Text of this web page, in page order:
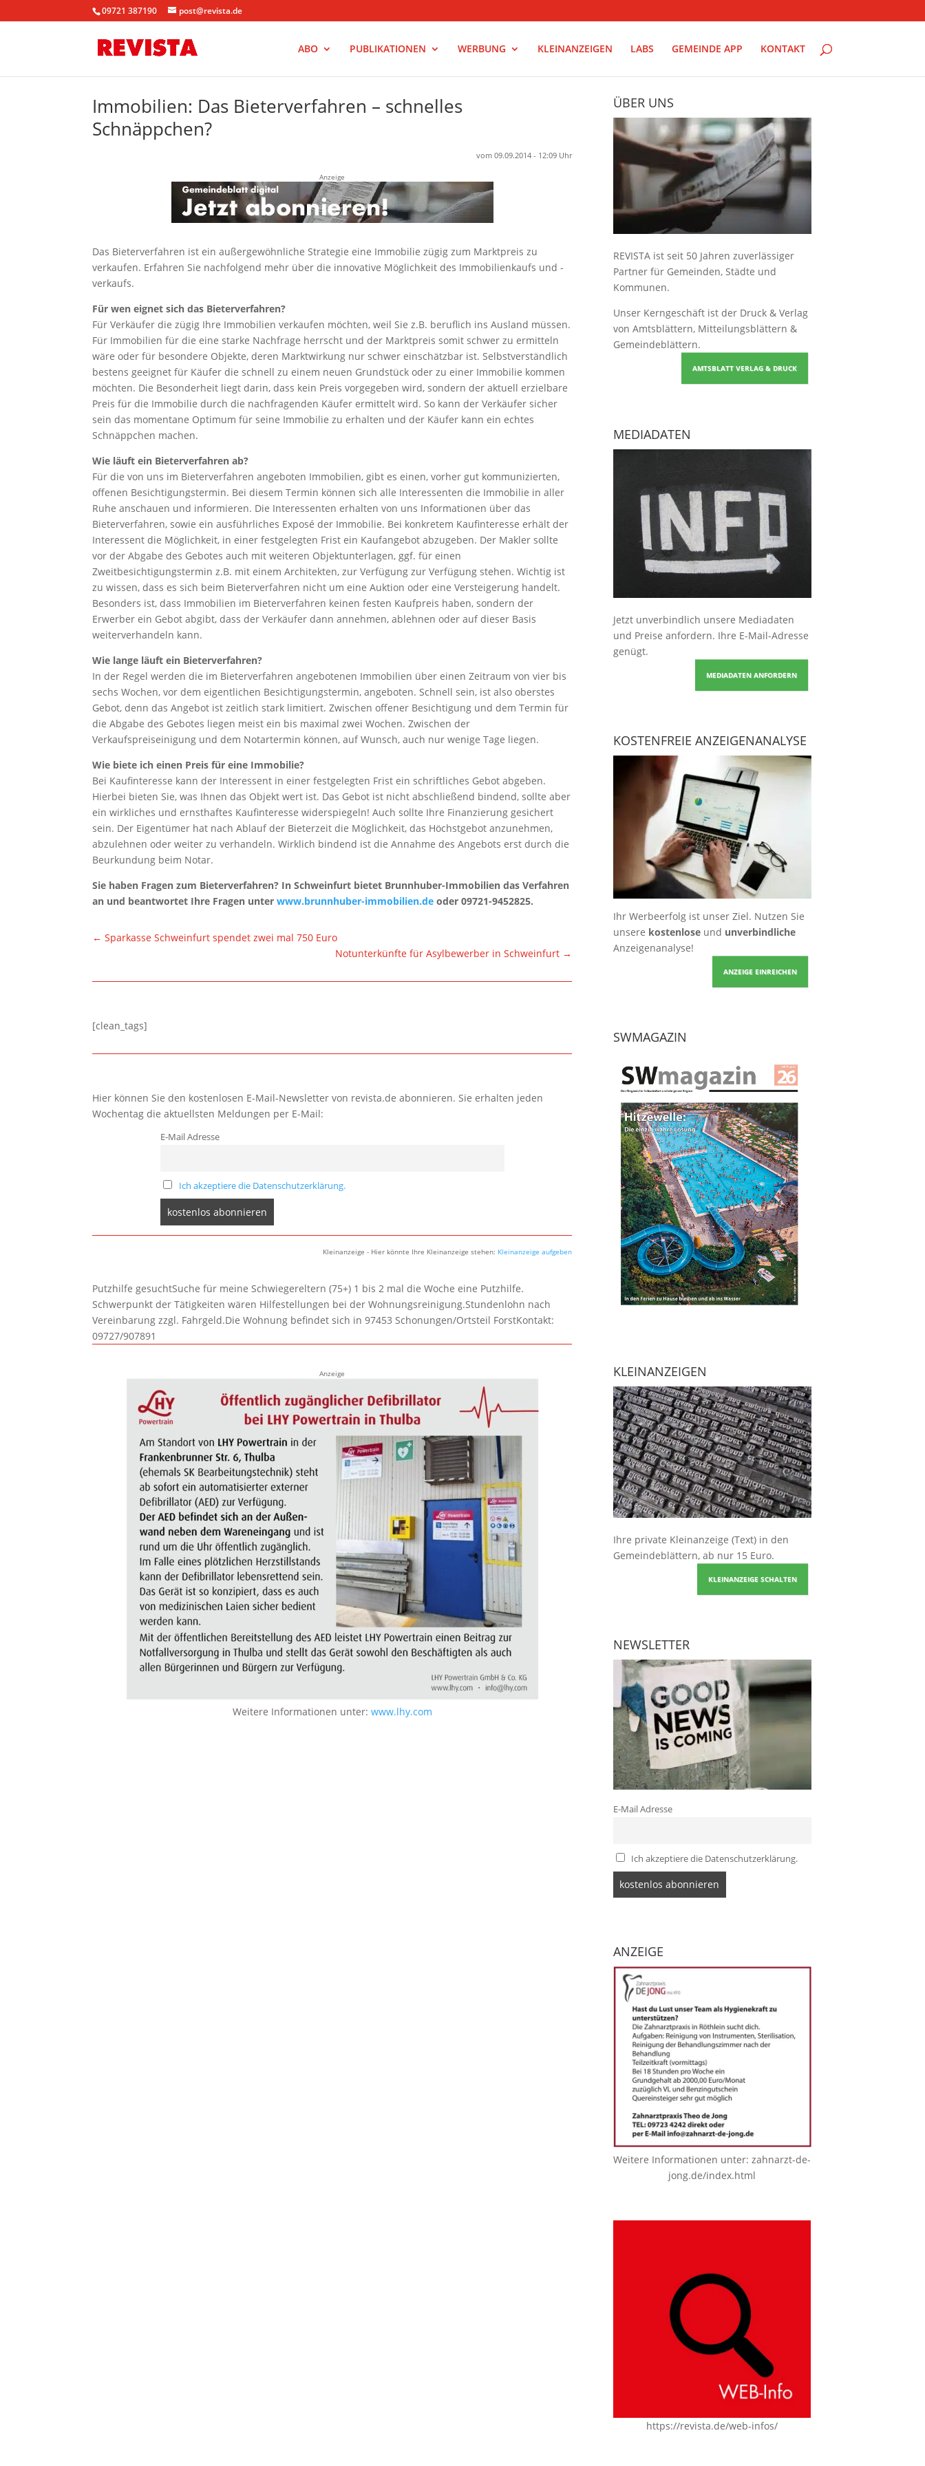
09721 387190 post@revista.de
ABO PUBLIKATIONEN WERBUNG KLEINANZEIGEN LABS GEMEINDE APP KONTAKT
Immobilien: Das Bieterverfahren – schnelles
Schnäppchen?
vom 09.09.2014 - 12:09 Uhr
Anzeige
Das Bieterverfahren ist ein außergewöhnliche Strategie eine Immobilie zügig zum Marktpreis zu
verkaufen. Erfahren Sie nachfolgend mehr über die innovative Möglichkeit des Immobilienkaufs und -
verkaufs.
Für wen eignet sich das Bieterverfahren?
Für Verkäufer die zügig Ihre Immobilien verkaufen möchten, weil Sie z.B. beruflich ins Ausland müssen.
Für Immobilien für die eine starke Nachfrage herrscht und der Marktpreis somit schwer zu ermitteln
wäre oder für besondere Objekte, deren Marktwirkung nur schwer einschätzbar ist. Selbstverständlich
bestens geeignet für Käufer die schnell zu einem neuen Grundstück oder zu einer Immobilie kommen
möchten. Die Besonderheit liegt darin, dass kein Preis vorgegeben wird, sondern der aktuell erzielbare
Preis für die Immobilie durch die nachfragenden Käufer ermittelt wird. So kann der Verkäufer sicher
sein das momentane Optimum für seine Immobilie zu erhalten und der Käufer kann ein echtes
Schnäppchen machen.
Wie läuft ein Bieterverfahren ab?
Für die von uns im Bieterverfahren angeboten Immobilien, gibt es einen, vorher gut kommunizierten,
offenen Besichtigungstermin. Bei diesem Termin können sich alle Interessenten die Immobilie in aller
Ruhe anschauen und informieren. Die Interessenten erhalten von uns Informationen über das
Bieterverfahren, sowie ein ausführliches Exposé der Immobilie. Bei konkretem Kaufinteresse erhält der
Interessent die Möglichkeit, in einer festgelegten Frist ein Kaufangebot abzugeben. Der Makler sollte
vor der Abgabe des Gebotes auch mit weiteren Objektunterlagen, ggf. für einen
Zweitbesichtigungstermin z.B. mit einem Architekten, zur Verfügung zur Verfügung stehen. Wichtig ist
zu wissen, dass es sich beim Bieterverfahren nicht um eine Auktion oder eine Versteigerung handelt.
Besonders ist, dass Immobilien im Bieterverfahren keinen festen Kaufpreis haben, sondern der
Erwerber ein Gebot abgibt, dass der Verkäufer dann annehmen, ablehnen oder auf dieser Basis
weiterverhandeln kann.
Wie lange läuft ein Bieterverfahren?
In der Regel werden die im Bieterverfahren angebotenen Immobilien über einen Zeitraum von vier bis
sechs Wochen, vor dem eigentlichen Besichtigungstermin, angeboten. Schnell sein, ist also oberstes
Gebot, denn das Angebot ist zeitlich stark limitiert. Zwischen offener Besichtigung und dem Termin für
die Abgabe des Gebotes liegen meist ein bis maximal zwei Wochen. Zwischen der
Verkaufspreiseinigung und dem Notartermin können, auf Wunsch, auch nur wenige Tage liegen.
Wie biete ich einen Preis für eine Immobilie?
Bei Kaufinteresse kann der Interessent in einer festgelegten Frist ein schriftliches Gebot abgeben.
Hierbei bieten Sie, was Ihnen das Objekt wert ist. Das Gebot ist nicht abschließend bindend, sollte aber
ein wirkliches und ernsthaftes Kaufinteresse widerspiegeln! Auch sollte Ihre Finanzierung gesichert
sein. Der Eigentümer hat nach Ablauf der Bieterzeit die Möglichkeit, das Höchstgebot anzunehmen,
abzulehnen oder weiter zu verhandeln. Wirklich bindend ist die Annahme des Angebots erst durch die
Beurkundung beim Notar.
Sie haben Fragen zum Bieterverfahren? In Schweinfurt bietet Brunnhuber-Immobilien das Verfahren
an und beantwortet Ihre Fragen unterwww.brunnhuber-immobilien.de oder 09721-9452825.
←Sparkasse Schweinfurt spendet zwei mal 750 Euro
Notunterkünfte für Asylbewerber in Schweinfurt →
[clean_tags]
Hier können Sie den kostenlosen E-Mail-Newsletter von revista.de abonnieren. Sie erhalten jeden
Wochentag die aktuellsten Meldungen per E-Mail:
E-Mail Adresse
Ich akzeptiere die Datenschutzerklärung.
Kleinanzeige - Hier könnte Ihre Kleinanzeige stehen: Kleinanzeige aufgeben
Putzhilfe gesuchtSuche für meine Schwiegereltern (75+) 1 bis 2 mal die Woche eine Putzhilfe.
Schwerpunkt der Tätigkeiten wären Hilfestellungen bei der Wohnungsreinigung.Stundenlohn nach
Vereinbarung zzgl. Fahrgeld.Die Wohnung befindet sich in 97453 Schonungen/Ortsteil ForstKontakt:
09727/907891
Anzeige
Weitere Informationen unter: www.lhy.com
ÜBER UNS
REVISTA ist seit 50 Jahren zuverlässiger
Partner für Gemeinden, Städte und
Kommunen.
Unser Kerngeschäft ist der Druck & Verlag
von Amtsblättern, Mitteilungsblättern &
Gemeindeblättern.
AMTSBLATT VERLAG & DRUCK
MEDIADATEN
Jetzt unverbindlich unsere Mediadaten
und Preise anfordern. Ihre E-Mail-Adresse
genügt.
MEDIADATEN ANFORDERN
KOSTENFREIE ANZEIGENANALYSE
Ihr Werbeerfolg ist unser Ziel. Nutzen Sie
unsere kostenloseund unverbindliche
Anzeigenanalyse!
ANZEIGE EINREICHEN
SWMAGAZIN
KLEINANZEIGEN
Ihre private Kleinanzeige (Text) in den
Gemeindeblättern, ab nur 15 Euro.
KLEINANZEIGE SCHALTEN
NEWSLETTER
E-Mail Adresse
Ich akzeptiere die Datenschutzerklärung.
ANZEIGE
Weitere Informationen unter:zahnarzt-de-
jong.de/index.html
https://revista.de/web-infos/